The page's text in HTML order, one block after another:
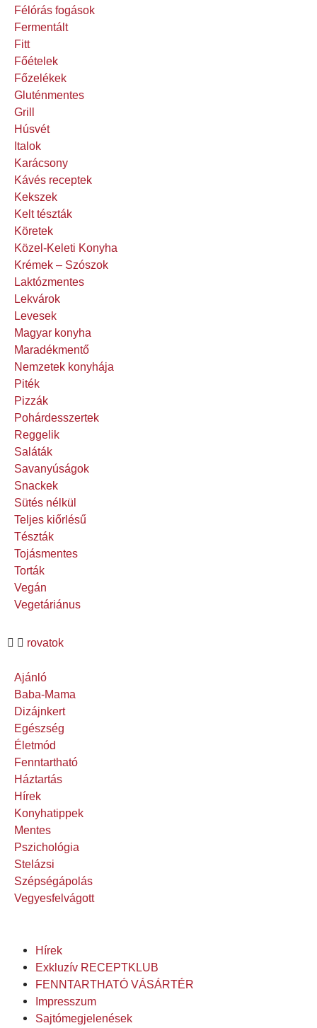
Félórás fogások
Fermentált
Fitt
Főételek
Főzelékek
Gluténmentes
Grill
Húsvét
Italok
Karácsony
Kávés receptek
Kekszek
Kelt tészták
Köretek
Közel-Keleti Konyha
Krémek – Szószok
Laktózmentes
Lekvárok
Levesek
Magyar konyha
Maradékmentő
Nemzetek konyhája
Piték
Pizzák
Pohárdesszertek
Reggelik
Saláták
Savanyúságok
Snackek
Sütés nélkül
Teljes kiőrlésű
Tészták
Tojásmentes
Torták
Vegán
Vegetáriánus
rovatok
Ajánló
Baba-Mama
Dizájnkert
Egészség
Életmód
Fenntartható
Háztartás
Hírek
Konyhatippek
Mentes
Pszichológia
Stelázsi
Szépségápolás
Vegyesfelvágott
Hírek
Exkluzív RECEPTKLUB
FENNTARTHATÓ VÁSÁRTÉR
Impresszum
Sajtómegjelenések